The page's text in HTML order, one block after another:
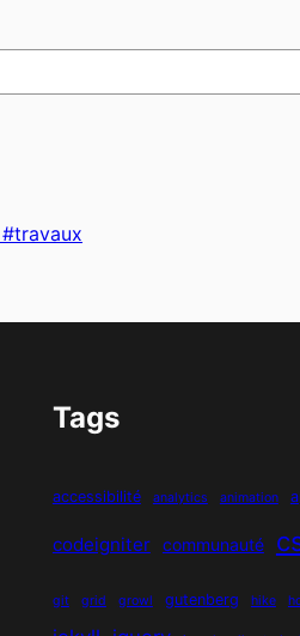
#travaux
Tags
accessibilité analytics animation
codeigniter communauté
git grid growl gutenberg hike